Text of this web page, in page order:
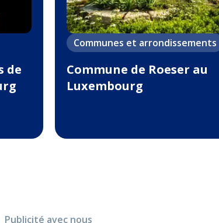
de
Communes et arrondissements
Commune de Roeser au
Luxembourg
Publicité avec nous